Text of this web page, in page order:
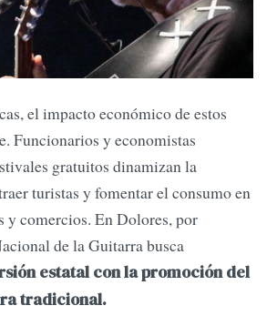
el impacto económico de estos
Funcionarios y economistas
gratuitos dinamizan la
turistas y fomentar el consumo en
y comercios. En Dolores, por
de la Guitarra busca
estatal con la promoción del
tradicional.